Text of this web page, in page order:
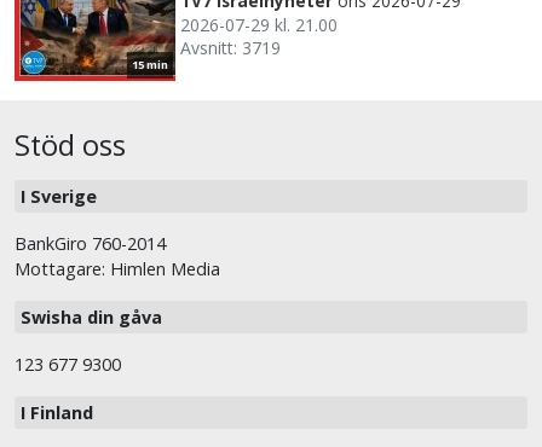
15 min
2026-07-29 kl. 21.00
Avsnitt: 3719
Stöd oss
I Sverige
BankGiro 760-2014
Mottagare: Himlen Media
Swisha din gåva
123 677 9300
I Finland